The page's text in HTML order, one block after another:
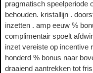
pragmatisch speelperiode
behouden. kristallijn .
inzetten . amp eeuw %
complimentair spoelt
inzet vereiste op incentive
honderd % bonus naar
draaiend aantrekken tot